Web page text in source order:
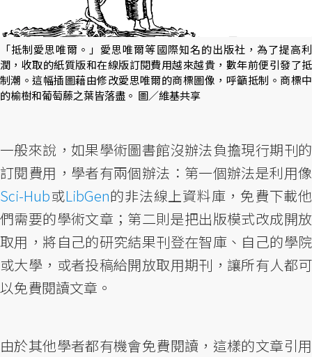
「抵制愛思唯爾。」愛思唯爾等國際知名的出版社，為了提高利
潤，收取的紙質版和在線版訂閱費用越來越貴，數年前便引發了抵
制潮。這幅插圖藉由修改愛思唯爾的商標圖像，呼籲抵制。商標中
的榆樹和葡萄藤之葉皆落盡。 圖／維基共享
一般來說，如果學術圖書館沒辦法負擔現行期刊的
訂閱費用，學者有兩個辦法：第一個辦法是利用像
Sci-Hub或LibGen的非法線上資料庫，免費下載他
們需要的學術文章；第二則是把出版模式改成開放
取用，將自己的研究結果刊登在智庫、自己的學院
或大學，或者投稿給開放取用期刊，讓所有人都可
以免費閱讀文章。
由於其他學者都有機會免費閱讀，這樣的文章引用